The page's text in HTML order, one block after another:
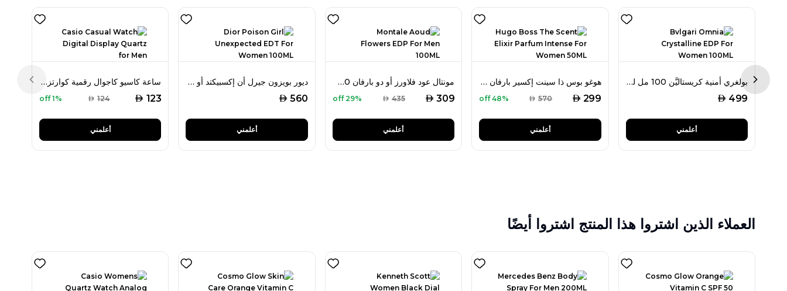
ساعة كاسيو كاجوال رقمية كوارتز رجالية موديل: غير محدد
AED 123
AED 124
1% off
أعلمني
ديور بويزون جيرل أن إكسبيكتد أو دو تواليت 100 مل للنساء
AED 560
أعلمني
مونتال عود فلاورز أو دو بارفان 100 مل للرجال
AED 309
AED 435
29% off
أعلمني
هوغو بوس ذا سينت إكسير بارفان إنتنس 50 مل للنساء
AED 299
AED 570
48% off
أعلمني
بولغري أمنية كريستاليَّن 100 مل للنساء
AED 499
أعلمني
Previous slide Next
العملاء الذين اشتروا هذا المنتج اشتروا أيضًا